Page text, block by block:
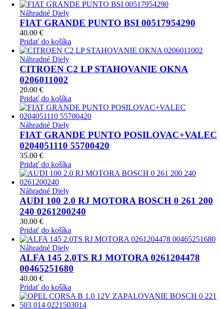
Náhradné Diely
FIAT GRANDE PUNTO BSI 00517954290
40.00 €
Pridať do košíka
Náhradné Diely
CITROEN C2 LP STAHOVANIE OKNA
0206011002
20.00 €
Pridať do košíka
Náhradné Diely
FIAT GRANDE PUNTO POSILOVAC+VALEC
0204051110 55700420
35.00 €
Pridať do košíka
Náhradné Diely
AUDI 100 2.0 RJ MOTORA BOSCH 0 261 200
240 0261200240
30.00 €
Pridať do košíka
Náhradné Diely
ALFA 145 2.0TS RJ MOTORA 0261204478
00465251680
40.00 €
Pridať do košíka